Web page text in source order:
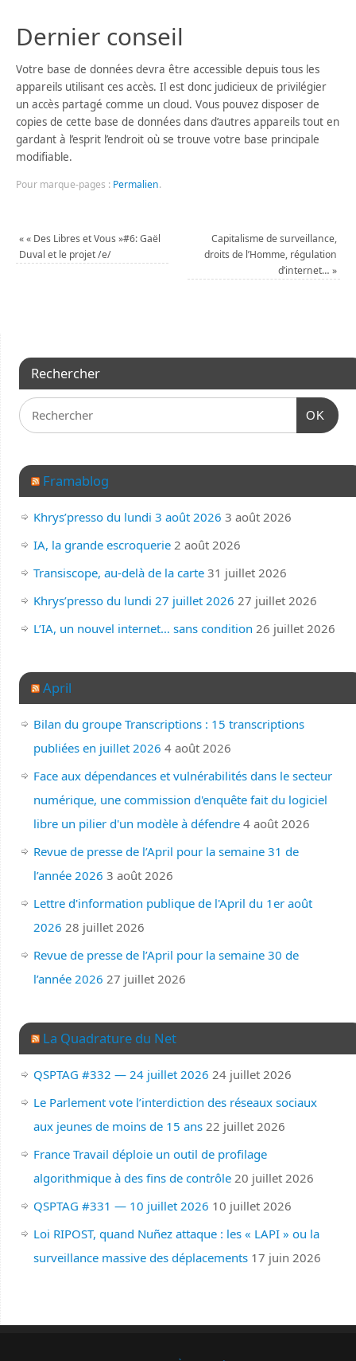
Dernier conseil
Votre base de données devra être accessible depuis tous les
appareils utilisant ces accès. Il est donc judicieux de privilégier
un accès partagé comme un cloud. Vous pouvez disposer de
copies de cette base de données dans d’autres appareils tout en
gardant à l’esprit l’endroit où se trouve votre base principale
modifiable.
Pour marque-pages : Permalien.
«« Des Libres et Vous »#6: Gaël
Duval et le projet /e/
Capitalisme de surveillance,
droits de l’Homme, régulation
d’internet… »
Rechercher
OK
Framablog
Khrys’presso du lundi 3 août 2026 3 août 2026
IA, la grande escroquerie 2 août 2026
Transiscope, au-delà de la carte 31 juillet 2026
Khrys’presso du lundi 27 juillet 2026 27 juillet 2026
L’IA, un nouvel internet… sans condition 26 juillet 2026
April
Bilan du groupe Transcriptions : 15 transcriptions
publiées en juillet 2026 4 août 2026
Face aux dépendances et vulnérabilités dans le secteur
numérique, une commission d'enquête fait du logiciel
libre un pilier d'un modèle à défendre 4 août 2026
Revue de presse de l’April pour la semaine 31 de
l’année 2026 3 août 2026
Lettre d'information publique de l'April du 1er août
2026 28 juillet 2026
Revue de presse de l’April pour la semaine 30 de
l’année 2026 27 juillet 2026
La Quadrature du Net
QSPTAG #332 — 24 juillet 2026 24 juillet 2026
Le Parlement vote l’interdiction des réseaux sociaux
aux jeunes de moins de 15 ans 22 juillet 2026
France Travail déploie un outil de profilage
algorithmique à des fins de contrôle 20 juillet 2026
QSPTAG #331 — 10 juillet 2026 10 juillet 2026
Loi RIPOST, quand Nuñez attaque : les « LAPI » ou la
surveillance massive des déplacements 17 juin 2026